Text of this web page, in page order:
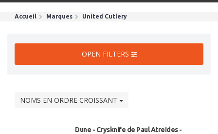
Accueil Marques United Cutlery
OPEN FILTERS
NOMS EN ORDRE CROISSANT
Dune - Crysknife de Paul Atreides -